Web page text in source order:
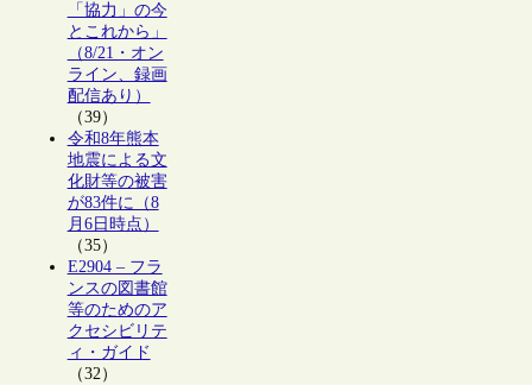
「協力」の今
とこれから」
（8/21・オン
ライン、録画
配信あり）
（39）
令和8年熊本
地震による文
化財等の被害
が83件に（8
月6日時点）
（35）
E2904 – フラ
ンスの図書館
等のためのア
クセシビリテ
ィ・ガイド
（32）